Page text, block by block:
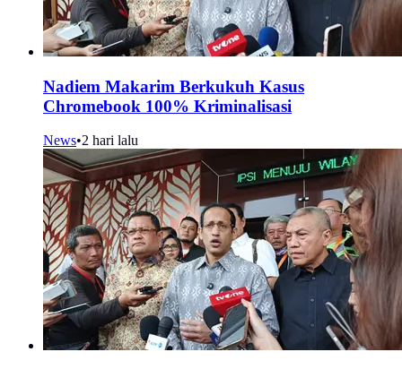
Nadiem Makarim Berkukuh Kasus
Chromebook 100% Kriminalisasi
News•2 hari lalu